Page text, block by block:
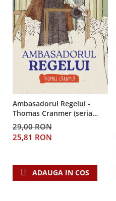
Ambasadorul Regelui -
Thomas Cranmer (seria
biografii)
29,00 RON
25,81 RON
ADAUGA IN COS